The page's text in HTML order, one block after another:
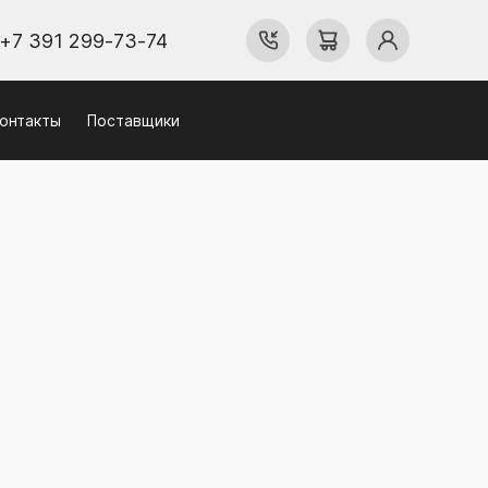
+7 391 299-73-74
Поставщики